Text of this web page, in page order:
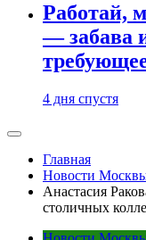
Работай,
— забава
4 дня спустя
Главная
Новости
Анастасия
столичных